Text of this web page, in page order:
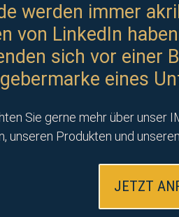
werden immer
von LinkedIn
sich vor einer
eines
Sie gerne mehr über unser
unseren Produkten und
JETZT